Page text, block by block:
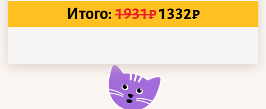
Итого: 1931₽1332₽